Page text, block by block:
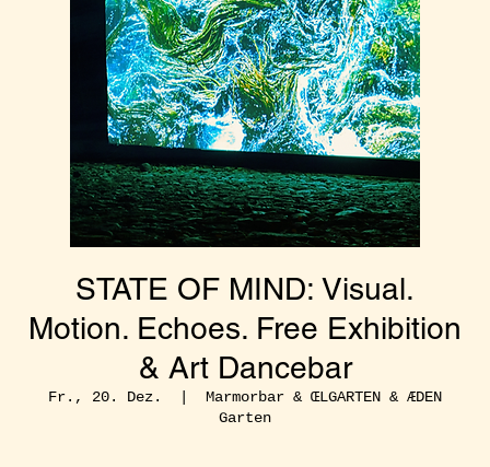
STATE OF MIND: Visual.
Motion. Echoes. Free Exhibition
& Art Dancebar
Fr., 20. Dez.
  |
Marmorbar & ŒLGARTEN & ÆDEN
Garten